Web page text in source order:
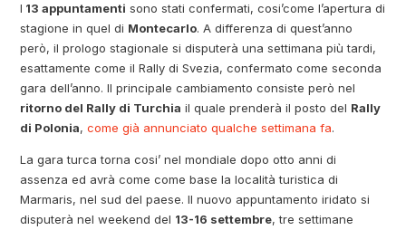
I 13 appuntamenti sono stati confermati, cosi’come l’apertura di
stagione in quel di Montecarlo. A differenza di quest’anno
però, il prologo stagionale si disputerà una settimana più tardi,
esattamente come il Rally di Svezia, confermato come seconda
gara dell’anno. Il principale cambiamento consiste però nel
ritorno del Rally di Turchia il quale prenderà il posto del Rally
di Polonia,come già annunciato qualche settimana fa.
La gara turca torna cosi’ nel mondiale dopo otto anni di
assenza ed avrà come come base la località turistica di
Marmaris, nel sud del paese. Il nuovo appuntamento iridato si
disputerà nel weekend del 13-16 settembre, tre settimane